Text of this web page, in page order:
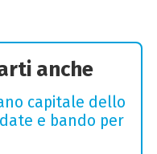
anche
capitale dello
e bando per